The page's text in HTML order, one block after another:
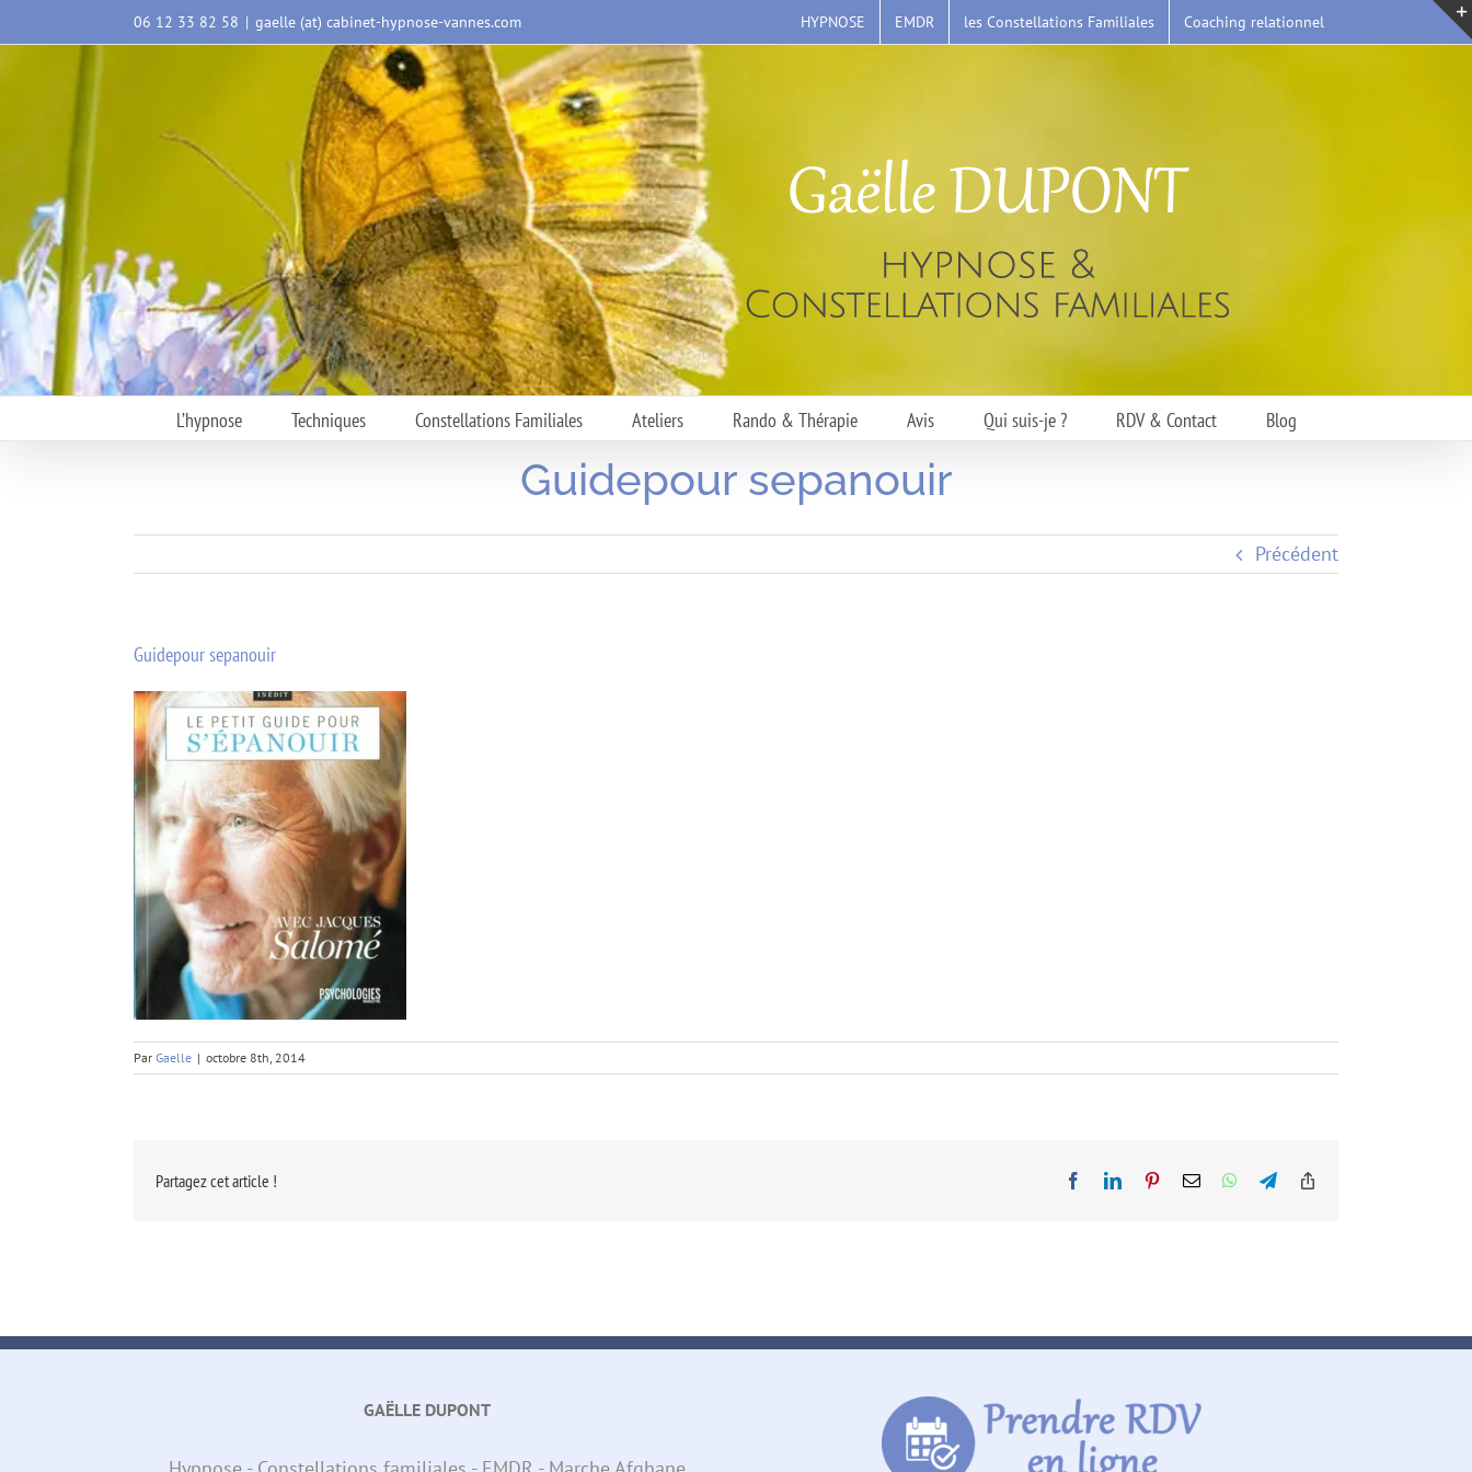
au
06 12 33 82 58 | gaelle (at) cabinet-hypnose-vannes.com HYPNOSE EMDR les Constellations Familiales Coaching relationnel
L’hypnose Techniques Constellations Familiales Ateliers Rando & Thérapie Avis Qui suis-je ? RDV & Contact Blog
Guidepour sepanouir
Précédent
Guidepour sepanouir
Par Gaelle | octobre 8th, 2014
Partagez cet article ! FacebookLinkedInPinterestEmail WhatsApp
Telegram
GAËLLE DUPONT